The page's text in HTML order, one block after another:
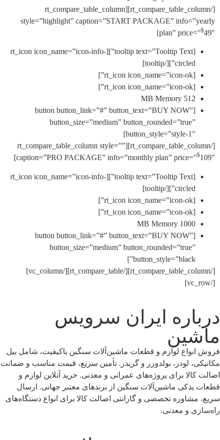
[/rt_compare_table_column][rt_compare_table_column
style=”highlight” caption=”START PACKAGE”
plan”
[tooltip text=”Tooltip Text”][rt_icon icon_name=”icon-info-
[button button_link=”#” button_text=”BUY NOW”
button_size=”medium”
button_style=”style-
[/rt_compare_table_column][rt_compare_table_column style=””
caption=”PRO PACKAGE” info=”monthly plan”
[tooltip text=”Tooltip Text”][rt_icon icon_name=”icon-info-
[button button_link=”#” button_text=”BUY NOW”
button_size=”medium”
[/rt_compare_table_column][/rt_compare_table][/vc_column]
ایران سرویس
لوازم و قطعات ماشین‌آلات سنگین باکیفیت، شامل بیل
لودر، بولدوزر و گریدر. تأمین سریع، قیمت مناسب و ضمانت
برای پروژه‌های عمرانی و معدنی. خرید آنلاین لوازم و
ماشین‌آلات سنگین از برندهای معتبر جهانی. ارسال
تخصصی و گارانتی اصالت کالا برای انواع دستگاه‌های
و معدنی.